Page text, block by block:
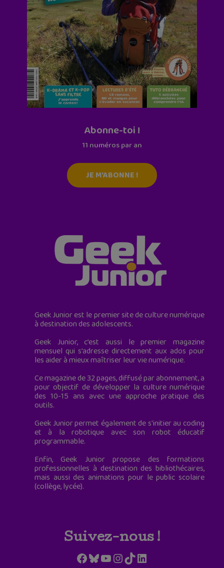
Abonne-toi !
11 numéros par an
JE M'ABONNE !
Geek Junior est le premier site de culture numérique
à destination des adolescents.
Geek Junior, c’est aussi le premier magazine
mensuel qui s’adresse directement aux ados pour
les aider à mieux maîtriser leur vie numérique.
Ce magazine de 32 pages, diffusé par abonnement, a
pour objectif de développer la culture numérique
des 10-15 ans avec une approche pratique des
outils.
Geek Junior permet également de s'initier au coding
et à la robotique avec son robot éducatif
programmable.
Enfin, Geek Junior propose des formations
professionnelles à destination des bibliothécaires,
mais aussi des animations pour le public scolaire
(collège, lycée).
Suivez-nous !
Facebook
Bluesky
YouTube
Instagram
TikTokLinkedIn